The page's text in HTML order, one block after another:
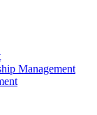
Management